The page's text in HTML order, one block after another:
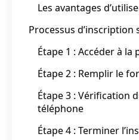
Les avantages
Processus d’inscription
Étape 1 : Accéder à la
Étape 2 : Remplir le
Étape 3 : Vérification
téléphone
Étape 4 : Terminer